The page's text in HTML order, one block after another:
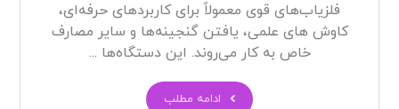
فلزیاب‌های قوی معمولاً برای کاربردهای حرفه‌ای،
کاوش های علمی، یافتن گنجینه‌ها و سایر مصارف
خاص به کار می‌روند. این دستگاه‌ها ...
ادامه مطلب